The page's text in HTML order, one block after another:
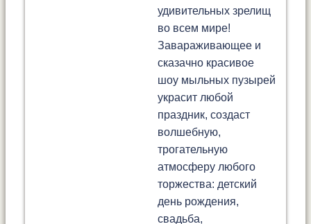
удивительных зрелищ
во всем мире!
Завараживающее и
сказачно красивое
шоу мыльных пузырей
украсит любой
праздник, создаст
волшебную,
трогательную
атмосферу любого
торжества: детский
день рождения,
свадьба,